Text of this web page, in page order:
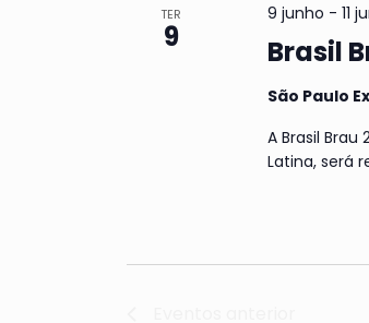
TER
9 Brasil
9 junho -11
São Paulo
A Brasil
Latina, será